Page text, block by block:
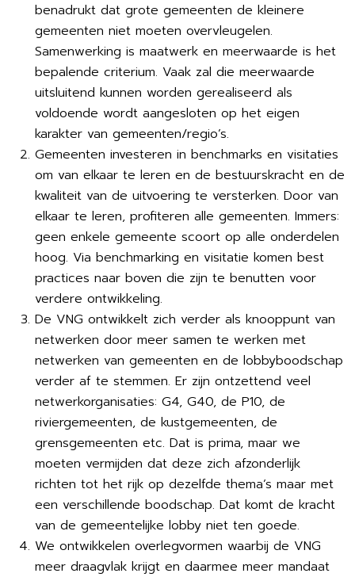
benadrukt dat grote gemeenten de kleinere
gemeenten niet moeten overvleugelen.
Samenwerking is maatwerk en meerwaarde is het
bepalende criterium. Vaak zal die meerwaarde
uitsluitend kunnen worden gerealiseerd als
voldoende wordt aangesloten op het eigen
karakter van gemeenten/regio’s.
Gemeenten investeren in benchmarks en visitaties
om van elkaar te leren en de bestuurskracht en de
kwaliteit van de uitvoering te versterken. Door van
elkaar te leren, profiteren alle gemeenten. Immers:
geen enkele gemeente scoort op alle onderdelen
hoog. Via benchmarking en visitatie komen best
practices naar boven die zijn te benutten voor
verdere ontwikkeling.
De VNG ontwikkelt zich verder als knooppunt van
netwerken door meer samen te werken met
netwerken van gemeenten en de lobbyboodschap
verder af te stemmen. Er zijn ontzettend veel
netwerkorganisaties: G4, G40, de P10, de
riviergemeenten, de kustgemeenten, de
grensgemeenten etc. Dat is prima, maar we
moeten vermijden dat deze zich afzonderlijk
richten tot het rijk op dezelfde thema’s maar met
een verschillende boodschap. Dat komt de kracht
van de gemeentelijke lobby niet ten goede.
We ontwikkelen overlegvormen waarbij de VNG
meer draagvlak krijgt en daarmee meer mandaat